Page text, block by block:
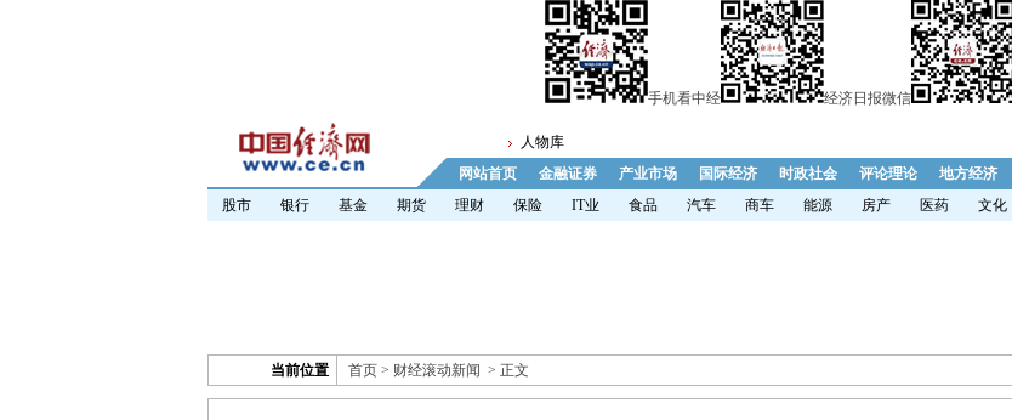
手机看中经 经济日报微信
人物库
网站首页
金融证券 产业市场 国际经济 时政社会 评论理论 地方经济
股市
银行 基金 期货 理财 保险 IT业 食品 汽车 商车 能源 房产 医药 文化
当前位置 首页 > 财经滚动新闻 > 正文